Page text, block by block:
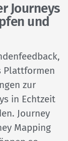
Journeys
und
Plattformen
zur
in Echtzeit
Journey
Mapping